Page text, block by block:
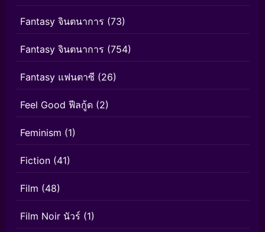
Fantasy จินตนาการ (73)
Fantasy จินตนาการ (754)
Fantasy แฟนตาซี (26)
Feel Good ฟีลกู้ด (2)
Feminism (1)
Fiction (41)
Film (48)
Film Noir นัวร์ (1)